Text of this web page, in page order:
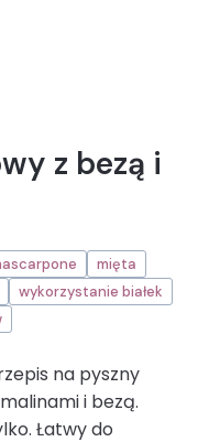
z bezą i
mięta
wykorzystanie białek
na pyszny
i bezą.
Łatwy do